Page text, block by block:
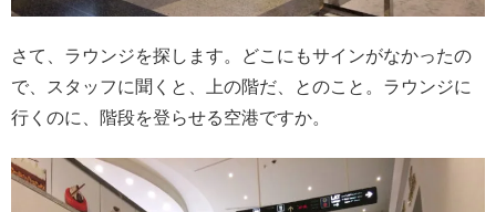
さて、ラウンジを探します。どこにもサインがなかったの
で、スタッフに聞くと、上の階だ、とのこと。ラウンジに
行くのに、階段を登らせる空港ですか。